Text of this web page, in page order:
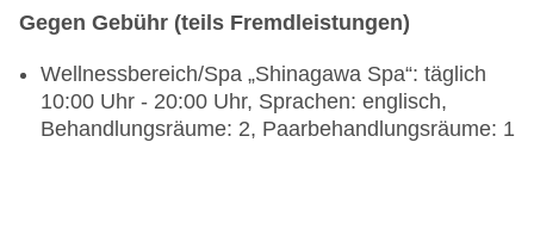
Gegen Gebühr (teils Fremdleistungen)
Wellnessbereich/Spa „Shinagawa Spa“: täglich
10:00 Uhr - 20:00 Uhr, Sprachen: englisch,
Behandlungsräume: 2, Paarbehandlungsräume: 1